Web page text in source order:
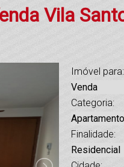
Vila
Imóvel para:
Venda
Categoria:
Apartamento
Finalidade:
Residencial